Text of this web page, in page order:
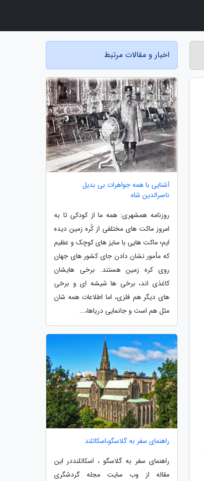
اخبار و مقالات مرتبط
آشنایی با همه جواهرات بی بدیل
ناصرالدین شاه
روزنامه همشهری: همه ما از کودکی تا به
امروز ماکت های مختلفی از کُره زمین دیده
ایم؛ ماکت هایی با سایز های کوچک و عظیم
که مأمور نشان دادن جای کشور های جهان
روی کره زمین هستند. برخی هایشان
کاغذی اند، برخی ها شیشه ای و برخی
های دیگر هم فلزی، اما اطلاعات همه شان
مثل هم است و جانمایی دریاها،...
راهنمای سفر به گلاسگو،اسکاتلند
راهنمای سفر به گلاسگو ، اسکاتلنددر این
مقاله از وب سایت مجله گردشگری